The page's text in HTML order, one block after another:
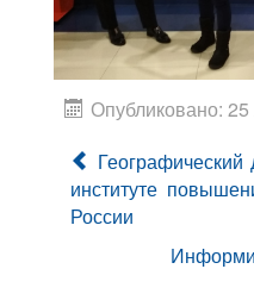
Опубликовано:
институте
России